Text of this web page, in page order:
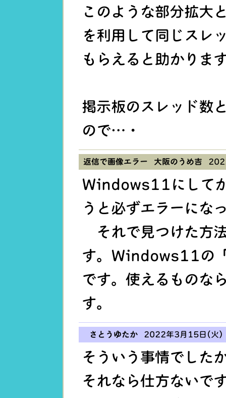
このような部分拡大
を利用して同じスレ
もらえると助かりま
掲示板のスレッド数
ので…・
返信で画像エラー 大阪のうめ吉
Windows11にして
うと必ずエラーにな
それで見つけた方
す。Windows11の
です。使えるものな
す。
さとうゆたか 2022年3月15日(火
そういう事情でした
それなら仕方ないで